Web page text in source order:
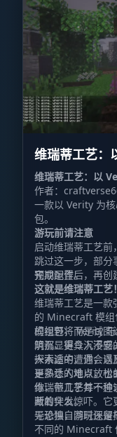
维瑞蒂工艺：
体验
Experience
维瑞蒂工艺：以
作者：
一款以 Verity 为
包。
游玩前请注意
启动维瑞蒂工艺
跳过这一步，部分
预期运作。
完成配置后，再创
这就是维瑞蒂工艺！
维瑞蒂工艺是一款
的 Minecraft 模组
的视野，而是试图
筑都显得令人不安
一人。
模组包将 Verity
阴沉、更具沉浸感
人不适的遭遇，以
是熟悉的地点，也
探索途中，你会遇
更多让人难以放松
你，但几乎每一种
藏着什么。
维瑞蒂工艺并不追
断的突发惊吓。它
导恐惧，同时保留
无论独自游玩还是
不同的 Minecraft